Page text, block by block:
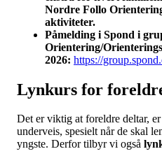
Nordre Follo
aktiviteter.
Påmelding i Spond i
Orientering/
2026: https://
Lynkurs for
Det er viktig at foreldre deltar,
underveis, spesielt når de skal
yngste. Derfor tilbyr vi også